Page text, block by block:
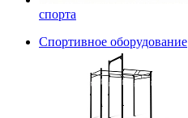
спорта
Спортивное оборудование